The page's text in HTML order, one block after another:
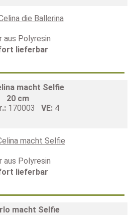
aus Polyresin
lieferbar
macht Selfie
20 cm
170003 VE: 4
aus Polyresin
lieferbar
macht Selfie